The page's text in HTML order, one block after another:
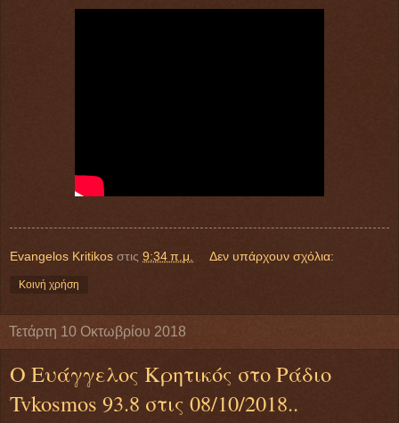
Evangelos Kritikos στις 9:34 π.μ. Δεν υπάρχουν σχόλια:
Κοινή χρήση
Τετάρτη 10 Οκτωβρίου 2018
Ο Ευάγγελος Κρητικός στο Ράδιο
Tvkosmos 93.8 στις 08/10/2018..